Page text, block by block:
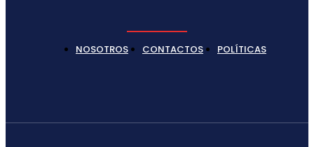
NOSOTROS CONTACTOS POLÍTICAS